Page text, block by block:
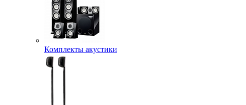
Комплекты акустики